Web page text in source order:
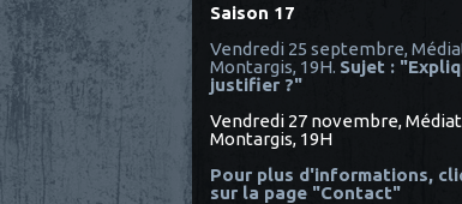
Saison 17
Vendredi 25 septembre,
Montargis, 19H. Sujet :
justifier ?"
Vendredi 27 novembre,
Montargis, 19H
Pour plus d'informations,
sur la page "Contact"